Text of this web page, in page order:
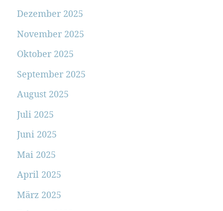
Dezember 2025
November 2025
Oktober 2025
September 2025
August 2025
Juli 2025
Juni 2025
Mai 2025
April 2025
März 2025